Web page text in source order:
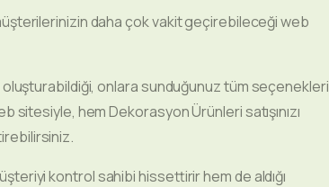
daha çok vakit geçirebileceği web
onlara sunduğunuz tüm seçenekleri
hem Dekorasyon Ürünleri satışınızı
kontrol sahibi hissettirir hem de aldığı